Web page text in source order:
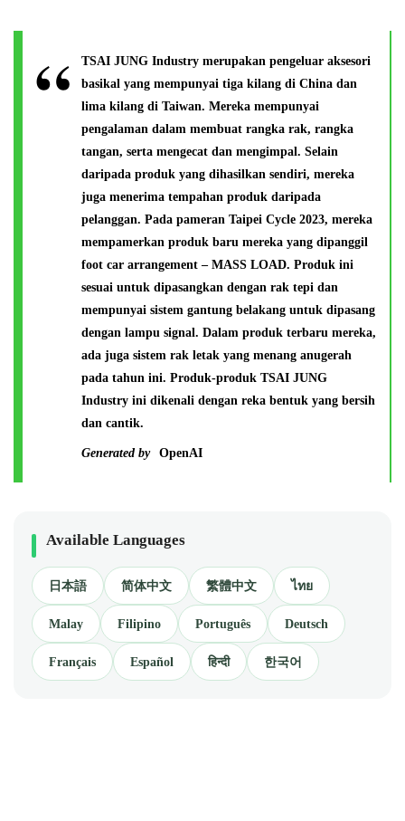
TSAI JUNG Industry merupakan pengeluar aksesori
basikal yang mempunyai tiga kilang di China dan
lima kilang di Taiwan. Mereka mempunyai
pengalaman dalam membuat rangka rak, rangka
tangan, serta mengecat dan mengimpal. Selain
daripada produk yang dihasilkan sendiri, mereka
juga menerima tempahan produk daripada
pelanggan. Pada pameran Taipei Cycle 2023, mereka
mempamerkan produk baru mereka yang dipanggil
foot car arrangement – MASS LOAD. Produk ini
sesuai untuk dipasangkan dengan rak tepi dan
mempunyai sistem gantung belakang untuk dipasang
dengan lampu signal. Dalam produk terbaru mereka,
ada juga sistem rak letak yang menang anugerah
pada tahun ini. Produk-produk TSAI JUNG
Industry ini dikenali dengan reka bentuk yang bersih
dan cantik.
Generated by OpenAI
Available Languages
日本語 简体中文 繁體中文 ไทย
Malay Filipino Português Deutsch
Français Español हिन्दी 한국어